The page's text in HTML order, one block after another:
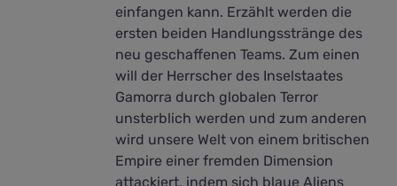
einfangen kann. Erzählt werden die
ersten beiden Handlungsstränge des
neu geschaffenen Teams. Zum einen
will der Herrscher des Inselstaates
Gamorra durch globalen Terror
unsterblich werden und zum anderen
wird unsere Welt von einem britischen
Empire einer fremden Dimension
attackiert, indem sich blaue Aliens